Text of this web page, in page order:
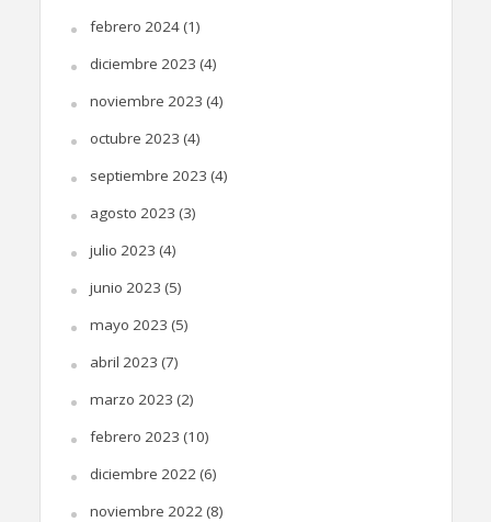
febrero 2024(1)
diciembre 2023 (4)
noviembre 2023 (4)
octubre 2023 (4)
septiembre 2023 (4)
agosto 2023 (3)
julio 2023 (4)
junio 2023 (5)
mayo 2023 (5)
abril 2023 (7)
marzo 2023 (2)
febrero 2023 (10)
diciembre 2022(6)
noviembre 2022(8)